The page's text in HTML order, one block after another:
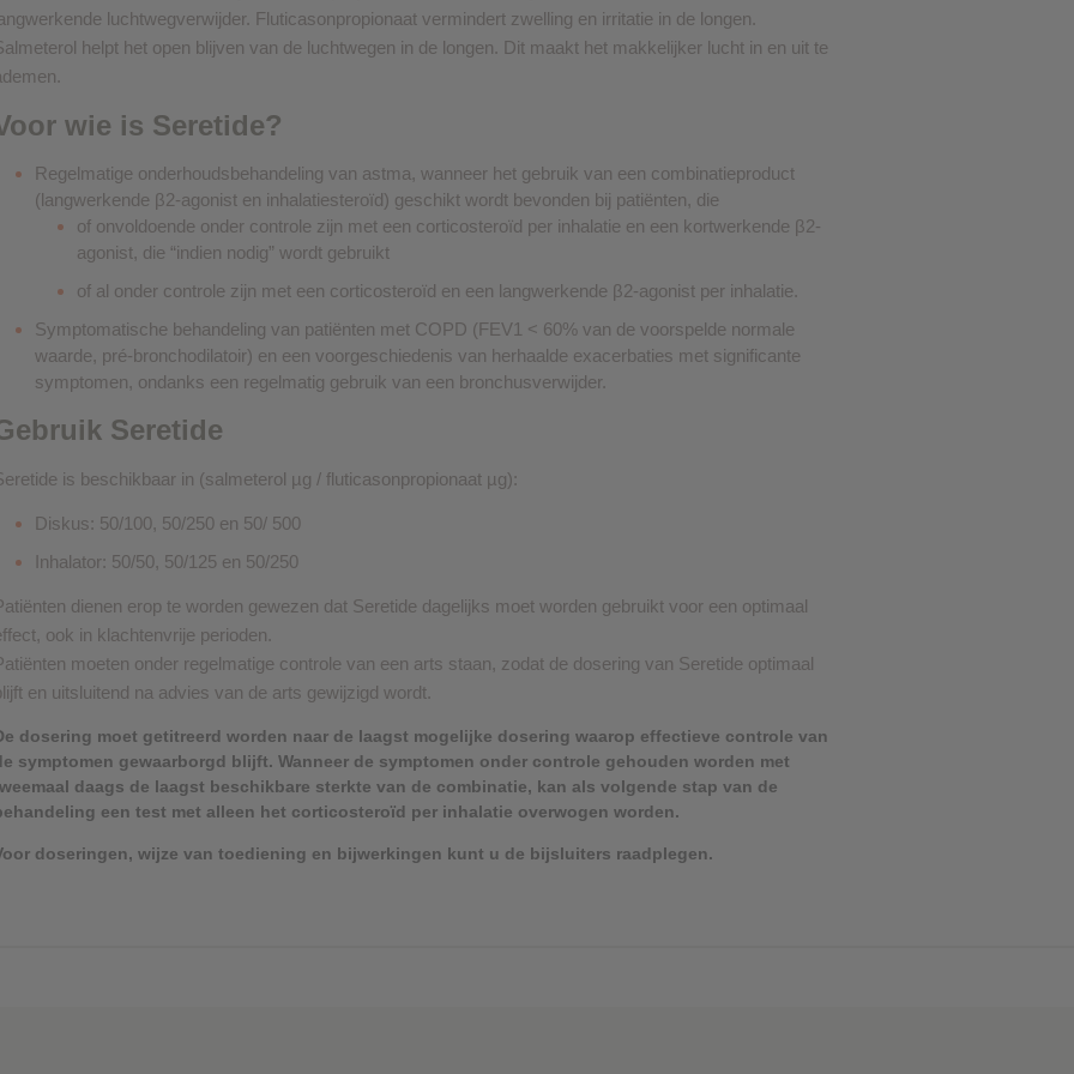
luchtwegverwijder. Fluticasonpropionaat vermindert zwelling en irritatie in de longen.
helpt het open blijven van de luchtwegen in de longen. Dit maakt het makkelijker lucht in en uit te
wie is Seretide?
Regelmatige onderhoudsbehandeling van astma, wanneer het gebruik van een combinatieproduct
(langwerkende β2-agonist en inhalatiesteroïd) geschikt wordt bevonden bij patiënten, die
of onvoldoende onder controle zijn met een corticosteroïd per inhalatie en een kortwerkende β2-
agonist, die “indien nodig” wordt gebruikt
of al onder controle zijn met een corticosteroïd en een langwerkende β2-agonist per inhalatie.
Symptomatische behandeling van patiënten met COPD (FEV1 < 60% van de voorspelde normale
waarde, pré-bronchodilatoir) en een voorgeschiedenis van herhaalde exacerbaties met significante
symptomen, ondanks een regelmatig gebruik van een bronchusverwijder.
Seretide
is beschikbaar in (salmeterol µg / fluticasonpropionaat µg):
Diskus: 50/100, 50/250 en 50/ 500
Inhalator: 50/50, 50/125 en 50/250
dienen erop te worden gewezen dat Seretide dagelijks moet worden gebruikt voor een optimaal
ook in klachtenvrije perioden.
moeten onder regelmatige controle van een arts staan, zodat de dosering van Seretide optimaal
en uitsluitend na advies van de arts gewijzigd wordt.
dosering moet getitreerd worden naar de laagst mogelijke dosering waarop effectieve controle van
symptomen gewaarborgd blijft. Wanneer de symptomen onder controle gehouden worden met
daags de laagst beschikbare sterkte van de combinatie, kan als volgende stap van de
een test met alleen het corticosteroïd per inhalatie overwogen worden.
doseringen, wijze van toediening en bijwerkingen kunt u de bijsluiters raadplegen.
❮